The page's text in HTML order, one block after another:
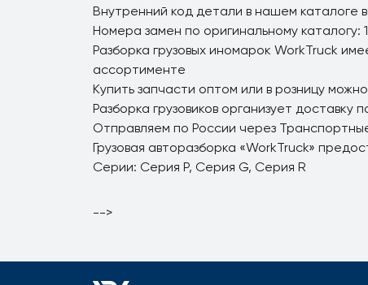
Внутренний код детали в нашем каталоге
Номера замен по оригинальному каталогу:
Разборка грузовых иномарок WorkTruck
ассортименте
Купить запчасти оптом или в розницу
Разборка грузовиков организует доставку
Отправляем по России через
Грузовая авторазборка «WorkTruck»
Серии: Серия P, Серия G, Серия R
-->